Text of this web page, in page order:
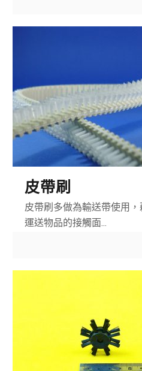
皮帶刷
皮帶刷多做為輸送帶使用
運送物品的接觸面...